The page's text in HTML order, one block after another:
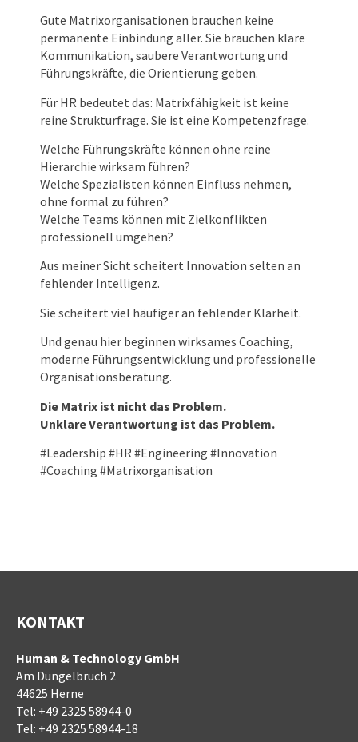
Gute Matrixorganisationen brauchen keine
permanente Einbindung aller. Sie brauchen klare
Kommunikation, saubere Verantwortung und
Führungskräfte, die Orientierung geben.
Für HR bedeutet das: Matrixfähigkeit ist keine
reine Strukturfrage. Sie ist eine Kompetenzfrage.
Welche Führungskräfte können ohne reine
Hierarchie wirksam führen?
Welche Spezialisten können Einfluss nehmen,
ohne formal zu führen?
Welche Teams können mit Zielkonflikten
professionell umgehen?
Aus meiner Sicht scheitert Innovation selten an
fehlender Intelligenz.
Sie scheitert viel häufiger an fehlender Klarheit.
Und genau hier beginnen wirksames Coaching,
moderne Führungsentwicklung und professionelle
Organisationsberatung.
Die Matrix ist nicht das Problem.
Unklare Verantwortung ist das Problem.
#Leadership #HR #Engineering #Innovation
#Coaching #Matrixorganisation
KONTAKT
Human & Technology GmbH
Am Düngelbruch 2
44625 Herne
Tel: +49 2325 58944-0
Tel: +49 2325 58944-18